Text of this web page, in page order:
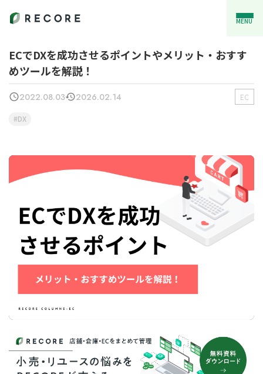
MENU
ECでDXを成功させるポイントやメリット・おすす
めツールを解説！
2022.08.03 2026.02.14 EC
DX